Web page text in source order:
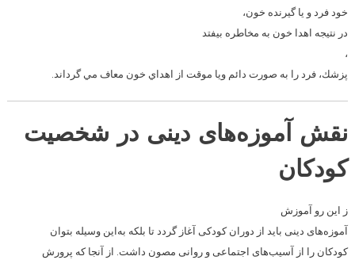
خود فردو یا گيرنده خون،
در نتیجه اهدا خون به مخاطره بیفتد
،
پزشك، فرد را به صورت دائم ويا موقت از اهداي خون معاف مي گرداند.
نقش ‌آموزه‌های دینی در ‌شخصیت
‌کودکان
ز این رو آموزش
آموزه‌های دینی باید از دوران کودکی آغاز گردد تا بلکه به‌این وسیله بتوان
کودکان را از آسیب‌های اجتماعی و روانی مصون داشت. از آنجا که پرورش